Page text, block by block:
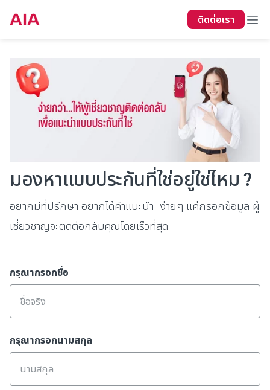
ติดต่อเรา
มองหาแบบประกันที่ใช่อยู่ใช่ไหม ?
อยากมีที่ปรึกษา อยากได้คำแนะนำ ง่ายๆ แค่กรอกข้อมูล ผู้
เชี่ยวชาญจะติดต่อกลับคุณโดยเร็วที่สุด
กรุณากรอกชื่อ
กรุณากรอกนามสกุล